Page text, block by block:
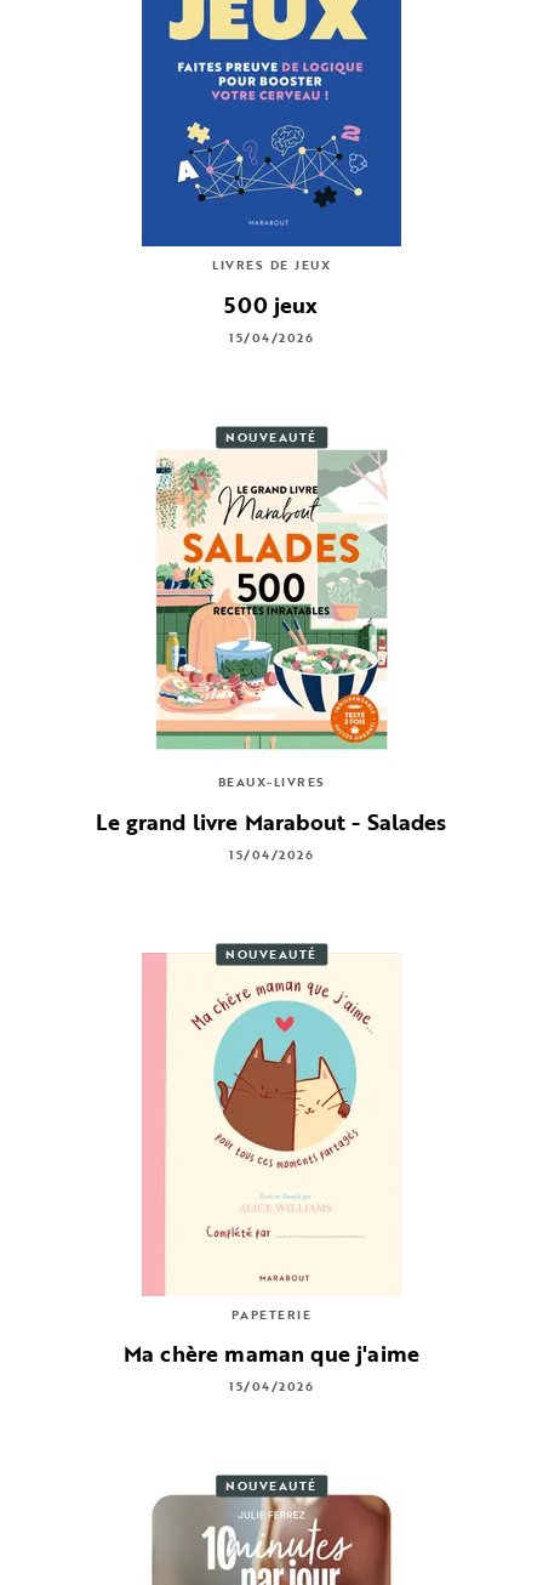
LIVRES DE JEUX
500 jeux
15/04/2026
NOUVEAUTÉ
BEAUX-LIVRES
Le grand livre Marabout - Salades
15/04/2026
NOUVEAUTÉ
PAPETERIE
Ma chère maman que j'aime
15/04/2026
NOUVEAUTÉ